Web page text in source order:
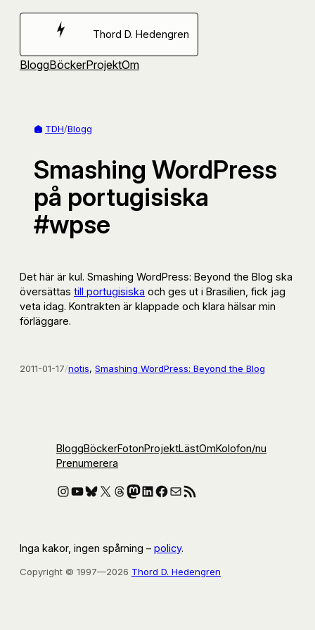
Hoppa
Thord D. Hedengren
BloggBöckerProjektOm
TDH/Blogg
Smashing WordPress
på portugisiska
#wpse
Det här är kul. Smashing WordPress: Beyond the Blog ska
översättas till portugisiska och ges ut i Brasilien, fick jag
veta idag. Kontrakten är klappade och klara hälsar min
förläggare.
2011-01-17/notis, Smashing WordPress: Beyond the Blog
BloggBöckerFotonProjektLästOmKolofon/nu
Prenumerera
Instagram
YouTube
Bluesky
X Threads
Mastodon
LinkedIn
Facebook
E-postRSS-flöde
Inga kakor, ingen spårning – policy.
Copyright © 1997—2026 Thord D. Hedengren